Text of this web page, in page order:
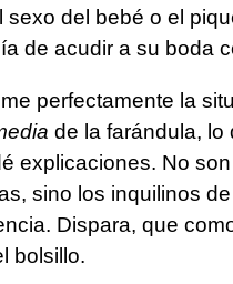
del bebé o el
de acudir a su boda
perfectamente la
de la farándula, lo
explicaciones. No
sino los inquilinos de
Dispara, que
bolsillo.